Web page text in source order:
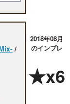
/
2018年08月
のインプレ
★x6